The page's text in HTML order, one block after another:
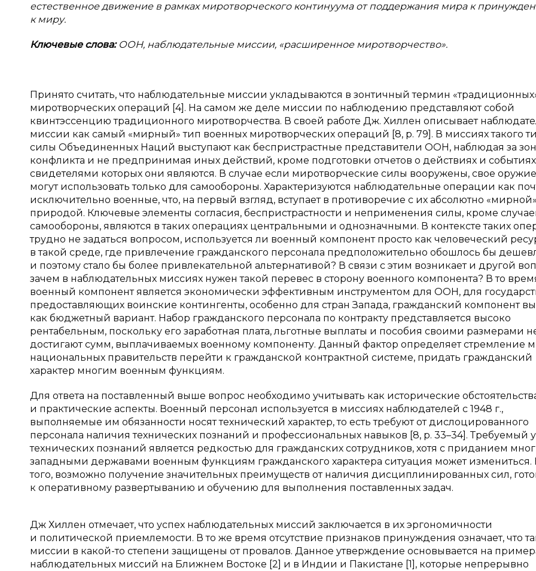
естественное движение в рамках миротворческого континуума от поддержания мира к
к миру.
Ключевые слова: ООН, наблюдательные миссии, «расширенное миротворчество».
Принято считать, что наблюдательные миссии укладываются в зонтичный термин
миротворческих операций [4]. На самом же деле миссии по наблюдению представляют собой
квинтэссенцию традиционного миротворчества. В своей работе Дж. Хиллен описывает
миссии как самый «мирный» тип военных миротворческих операций [8, p. 79]. В миссиях такого
силы Объединенных Наций выступают как беспристрастные представители ООН, наблюдая за
конфликта и не предпринимая иных действий, кроме подготовки отчетов о действиях и
свидетелями которых они являются. В случае если миротворческие силы вооружены, свое
могут использовать только для самообороны. Характеризуются наблюдательные операции как
исключительно военные, что, на первый взгляд, вступает в противоречие с их абсолютно «мирной»
природой. Ключевые элементы согласия, беспристрастности и неприменения силы, кроме
самообороны, являются в таких операциях центральными и однозначными. В контексте таких
трудно не задаться вопросом, используется ли военный компонент просто как человеческий
в такой среде, где привлечение гражданского персонала предположительно обошлось бы
и поэтому стало бы более привлекательной альтернативой? В связи с этим возникает и другой
зачем в наблюдательных миссиях нужен такой перевес в сторону военного компонента? В то
военный компонент является экономически эффективным инструментом для ООН, для
предоставляющих воинские контингенты, особенно для стран Запада, гражданский компонент
как бюджетный вариант. Набор гражданского персонала по контракту представляется высоко
рентабельным, поскольку его заработная плата, льготные выплаты и пособия своими размерами
достигают сумм, выплачиваемых военному компоненту. Данный фактор определяет стремление
национальных правительств перейти к гражданской контрактной системе, придать гражданский
характер многим военным функциям.
Для ответа на поставленный выше вопрос необходимо учитывать как исторические
и практические аспекты. Военный персонал используется в миссиях наблюдателей с 1948 г.,
выполняемые им обязанности носят технический характер, то есть требуют от дислоцированного
персонала наличия технических познаний и профессиональных навыков [8, p. 33–34]. Требуемый
технических познаний является редкостью для гражданских сотрудников, хотя с приданием
западными державами военным функциям гражданского характера ситуация может измениться.
того, возможно получение значительных преимуществ от наличия дисциплинированных сил,
к оперативному развертыванию и обучению для выполнения поставленных задач.
Дж Хиллен отмечает, что успех наблюдательных миссий заключается в их эргономичности
и политической приемлемости. В то же время отсутствие признаков принуждения означает, что
миссии в какой-то степени защищены от провалов. Данное утверждение основывается на
наблюдательных миссий на Ближнем Востоке [2] и в Индии и Пакистане [1], которые непрерывно